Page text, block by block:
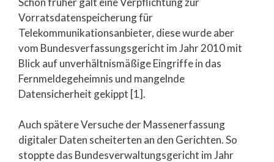
Vorratsdatenspeicherung für
Telekommunikationsanbieter, diese wurde aber
vom Bundesverfassungsgericht im Jahr 2010 mit
Blick auf unverhältnismäßige Eingriffe in das
Fernmeldegeheimnis und mangelnde
Datensicherheit gekippt [1].
Auch spätere Versuche der Massenerfassung
digitaler Daten scheiterten an den Gerichten. So
stoppte das Bundesverwaltungsgericht im Jahr